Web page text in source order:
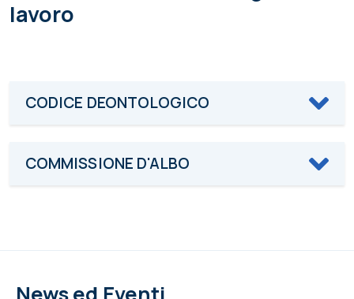
lavoro
CODICE DEONTOLOGICO
COMMISSIONE D'ALBO